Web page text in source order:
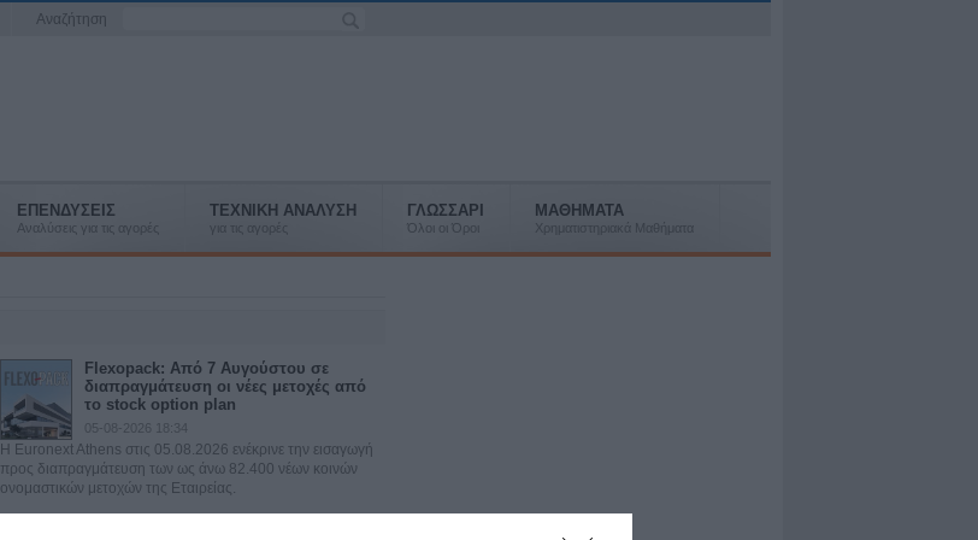
Αναζήτηση
ΕΠΕΝΔΥΣΕΙΣ
Αναλύσεις για τις αγορές
ΤΕΧΝΙΚΗ ΑΝΑΛΥΣΗ
για τις αγορές
ΓΛΩΣΣΑΡΙ
Όλοι οι Όροι
ΜΑΘΗΜΑΤΑ
Χρηματιστηριακά Μαθήματα
Flexopack: Από 7 Αυγούστου σε
διαπραγμάτευση οι νέες μετοχές από
το stock option plan
05-08-2026 18:34
Η Euronext Athens στις 05.08.2026 ενέκρινε την εισαγωγή
προς διαπραγμάτευση των ως άνω 82.400 νέων κοινών
ονομαστικών μετοχών της Εταιρείας.